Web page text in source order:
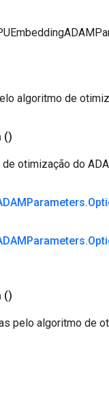
algoritmo de
()
otimização do
.
.
()
pelo algoritmo de